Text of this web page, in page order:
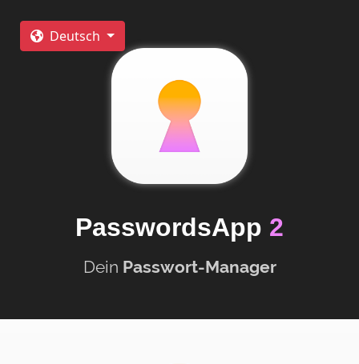
PasswordsApp 2
Dein Passwort-Manager
Deutsch